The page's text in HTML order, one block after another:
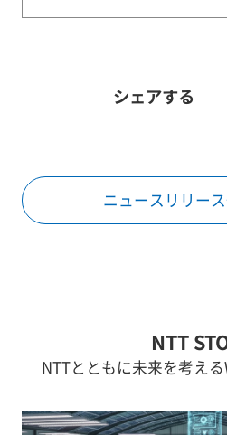
シェアする
ニュースリリー
NTT
NTTとともに未来を考える